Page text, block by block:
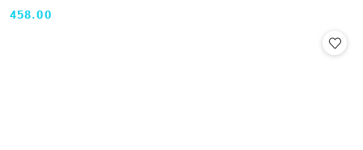
Cena:
458.00